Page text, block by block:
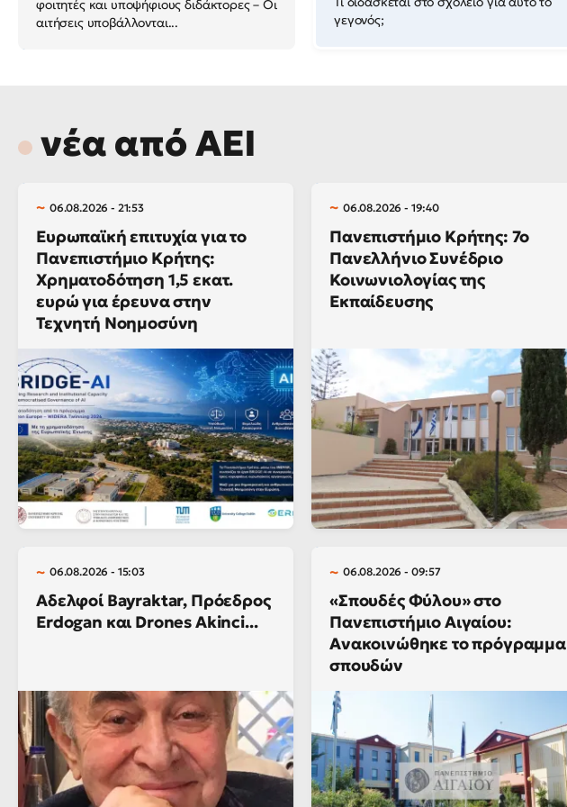
φοιτητές και υποψήφιους διδάκτορες – Οι
αιτήσεις υποβάλλονται...
γεγονός;
νέα από ΑΕΙ
06.08.2026 - 21:53
Ευρωπαϊκή επιτυχία για το
Πανεπιστήμιο Κρήτης:
Χρηματοδότηση 1,5 εκατ.
ευρώ για έρευνα στην
Τεχνητή Νοημοσύνη
06.08.2026 - 19:40
Πανεπιστήμιο Κρήτης: 7ο
Πανελλήνιο Συνέδριο
Κοινωνιολογίας της
Εκπαίδευσης
06.08.2026 - 15:03
Αδελφοί Bayraktar, Πρόεδρος
Erdogan και Drones Akinci...
06.08.2026 - 09:57
«Σπουδές Φύλου» στο
Πανεπιστήμιο Αιγαίου:
Ανακοινώθηκε το πρόγραμμα
σπουδών